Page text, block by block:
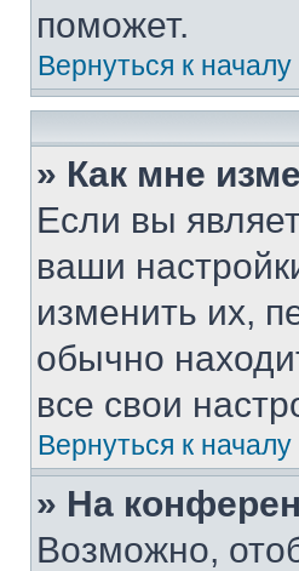
поможет.
Вернуться к началу
» Как мне
Если вы
ваши
изменить их,
обычно
все свои
Вернуться к началу
» На
Возможно,